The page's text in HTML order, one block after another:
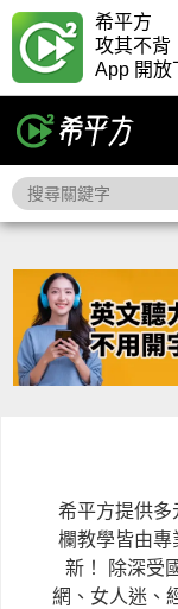
希平方
攻其不背
App 開放
希平方提供多
欄教學皆由專
新！
除深受
網、女人迷、